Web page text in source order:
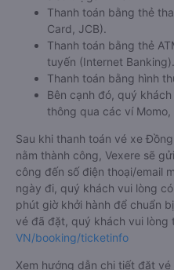
bao gồm:
Thanh toán bằng tiền
siêu thị gần nhà.
Thanh toán bằng thẻ
Card, JCB).
Thanh toán bằng thẻ
tuyến (Internet Banking).
Thanh toán bằng hình
Bên cạnh đó, quý
thông qua các ví
Sau khi thanh toán vé xe
nằm thành công, Vexere sẽ
công đến số điện thoại/email
ngày đi, quý khách vui lòng
phút giờ khởi hành để chuẩn